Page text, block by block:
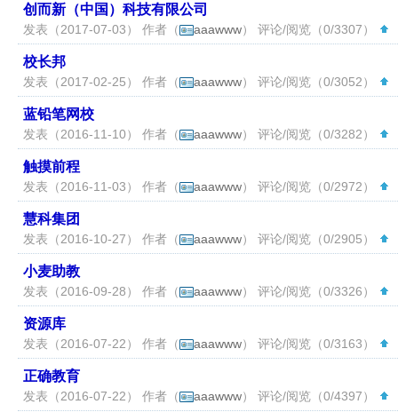
创而新（中国）科技有限公司
发表（2017-07-03） 作者（ aaawww） 评论/阅览（0/3307）
校长邦
发表（2017-02-25） 作者（ aaawww） 评论/阅览（0/3052）
蓝铅笔网校
发表（2016-11-10） 作者（ aaawww） 评论/阅览（0/3282）
触摸前程
发表（2016-11-03） 作者（ aaawww） 评论/阅览（0/2972）
慧科集团
发表（2016-10-27） 作者（ aaawww） 评论/阅览（0/2905）
小麦助教
发表（2016-09-28） 作者（ aaawww） 评论/阅览（0/3326）
资源库
发表（2016-07-22） 作者（ aaawww） 评论/阅览（0/3163）
正确教育
发表（2016-07-22） 作者（ aaawww） 评论/阅览（0/4397）